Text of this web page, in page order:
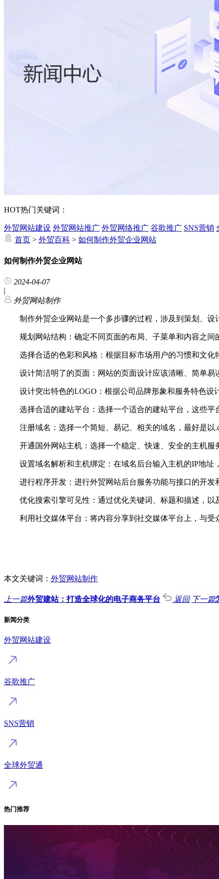
HOT热门关键词：
外贸网站建设 外贸网站推广 外贸网络推广 谷歌推广 SNS营销
首页 > 外贸百科 > 如何制作外贸企业网站
如何制作外贸企业网站
2024-04-07
|
外贸网站制作
制作外贸企业网站是一个多步骤的过程，涉及到策划、设
规划网站结构：确定不同页面的布局、子菜单和内容之间
选择合适的色彩和风格：根据目标市场用户的习惯和文化
设计简洁明了的页面：网站的页面设计应该清晰、简单易
设计突出特色的LOGO：根据公司品牌形象和服务特色设
选择合适的建站平台：选择一个适合的建站平台，这些平
注册域名：选择一个简短、易记、相关的域名，最好是以
开通国外网站主机：选择一个稳定、快速、安全的主机服
设置域名解析和主机绑定：在域名后台输入主机的IP地址
进行程序开发：进行外贸网站后台服务功能与接口的开发
优化搜索引擎可见性：通过优化关键词、标题和描述，以
利用社交媒体平台：将内容分享到社交媒体平台上，与受
本文关键词： 外贸网站制作
上一篇外贸建站：打造全球化的电子商务平台 返回 下一篇
新闻分类
外贸网站建设
谷歌推广
SNS营销
全球外贸通
热门推荐